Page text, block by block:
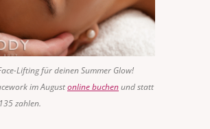
Lifting für deinen Summer Glow!
im Augustonline buchenund statt
zahlen.